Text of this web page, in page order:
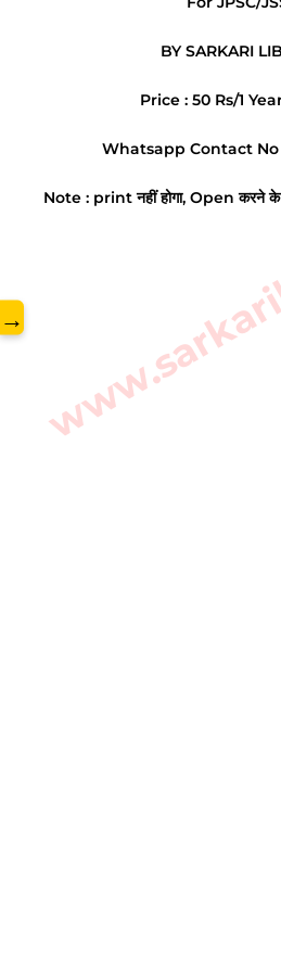
BY SARKARI
Price : 50 Rs/1
Whatsapp Contact No
Note : print नहीं होगा, Open
→